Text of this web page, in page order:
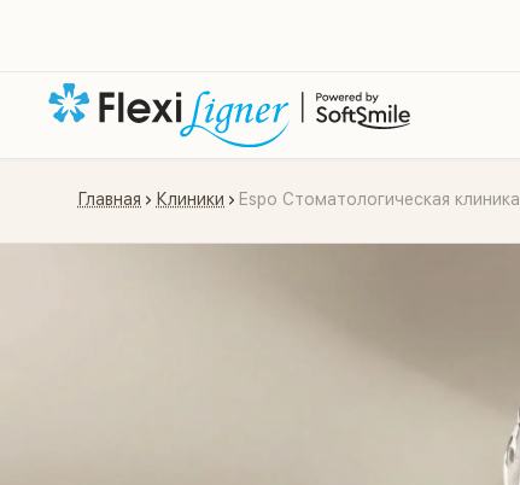
Главная Клиники Espo Стоматологическая клиника